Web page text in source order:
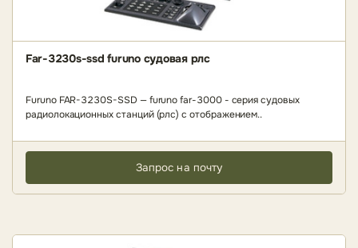
Far-3230s-ssd furuno судовая рлс
Furuno FAR-3230S-SSD — furuno far-3000 - серия судовых
радиолокационных станций (рлс) c отображением..
Запрос на почту